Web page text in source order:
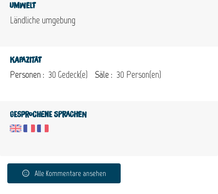
Umwelt
Ländliche umgebung
Kapazität
Personen : 30 Gedeck(e) Säle : 30 Person(en)
Gesprochene Sprachen
Alle Kommentare ansehen